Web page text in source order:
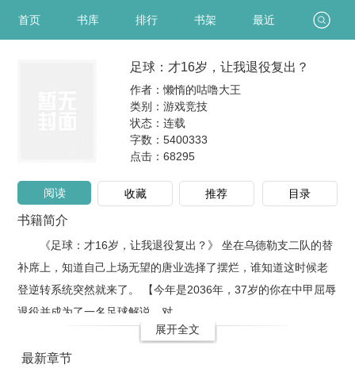
首页 书库 排行 书架 最近
足球：才16岁，让我退役复出？
作者：懒惰的咕噜大王
类别：游戏竞技
状态：连载
字数：5400333
点击： 68295
阅读 收藏 推荐 目录
书籍简介
《足球：才16岁，让我退役复出？》 坐在乌德勒支二队的替
补席上，知道自己上场无望的唐业选择了摆烂，谁知道这时候老
登逆转系统突然就来了。 【今年是2036年，37岁的你在中甲屈辱
退役并成为了一名足球解说，对..
展开全文
最新章节